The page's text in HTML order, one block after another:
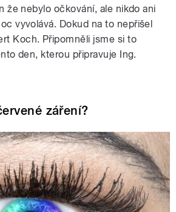
že nebylo očkování, ale nikdo ani
vyvolává. Dokud na to nepřišel
Koch. Připomněli jsme si to
den, kterou připravuje Ing.
záření?